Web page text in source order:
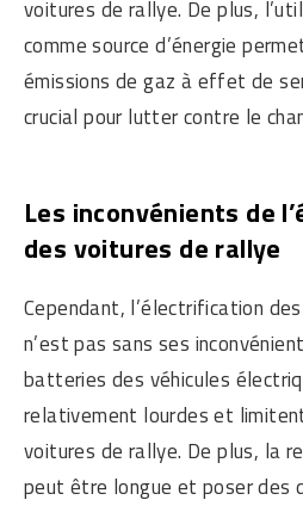
voitures de rallye. De plus,
comme source d’énergie
émissions de gaz à effet de
crucial pour lutter contre le
Les inconvénients de
des voitures de rallye
Cependant, l’électrification
n’est pas sans ses
batteries des véhicules
relativement lourdes et
voitures de rallye. De plus, la
peut être longue et poser des